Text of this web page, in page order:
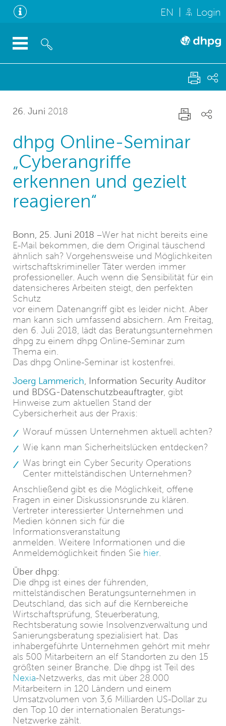
EN Login
26. Juni 2018
dhpg Online-Seminar
„Cyberangriffe
erkennen und gezielt
reagieren“
Bonn, 25. Juni 2018 –Wer hat nicht bereits eine
E-Mail bekommen, die dem Original täuschend
ähnlich sah? Vorgehensweise und Möglichkeiten
wirtschaftskrimineller Täter werden immer
professioneller. Auch wenn die Sensibilität für ein
datensicheres Arbeiten steigt, den perfekten
Schutz
vor einem Datenangriff gibt es leider nicht. Aber
man kann sich umfassend absichern. Am Freitag,
den 6. Juli 2018, lädt das Beratungsunternehmen
dhpg zu einem dhpg Online-Seminar zum
Thema ein.
Das dhpg Online-Seminar ist kostenfrei.
Joerg Lammerich , Information Security Auditor
und BDSG-Datenschutzbeauftragter, gibt
Hinweise zum aktuellen Stand der
Cybersicherheit aus der Praxis:
Worauf müssen Unternehmen aktuell achten?
Wie kann man Sicherheitslücken entdecken?
Was bringt ein Cyber Security Operations
Center mittelständischen Unternehmen?
Anschließend gibt es die Möglichkeit, offene
Fragen in einer Diskussionsrunde zu klären.
Vertreter interessierter Unternehmen und
Medien können sich für die
Informationsveranstaltung
anmelden. Weitere Informationen und die
Anmeldemöglichkeit finden Sie hier.
Über dhpg:
Die dhpg ist eines der führenden,
mittelständischen Beratungsunternehmen in
Deutschland, das sich auf die Kernbereiche
Wirtschaftsprüfung, Steuerberatung,
Rechtsberatung sowie Insolvenzverwaltung und
Sanierungsberatung spezialisiert hat. Das
inhabergeführte Unternehmen gehört mit mehr
als 500 Mitarbeitern an elf Standorten zu den 15
größten seiner Branche. Die dhpg ist Teil des
Nexia-Netzwerks, das mit über 28.000
Mitarbeitern in 120 Ländern und einem
Umsatzvolumen von 3,6 Milliarden US-Dollar zu
den Top 10 der internationalen Beratungs-
Netzwerke zählt.